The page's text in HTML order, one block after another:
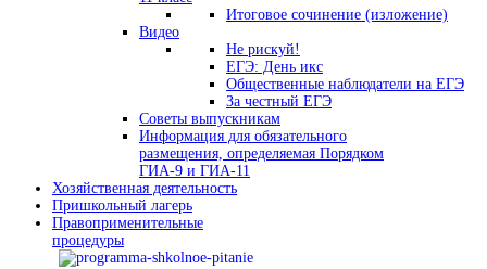
Итоговое сочинение (изложение)
Видео
Не рискуй!
ЕГЭ: День икс
Общественные наблюдатели на ЕГЭ
За честный ЕГЭ
Советы выпускникам
Информация для обязательного
размещения, определяемая Порядком
ГИА-9 и ГИА-11
Хозяйственная деятельность
Пришкольный лагерь
Правоприменительные
процедуры